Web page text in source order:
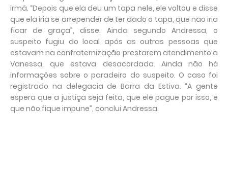
irmã. “Depois que ela deu um tapa nele, ele voltou e disse
que ela iria se arrepender de ter dado o tapa, que não iria
ficar de graça”, disse. Ainda segundo Andressa, o
suspeito fugiu do local após as outras pessoas que
estavam na confraternização prestarem atendimento a
Vanessa, que estava desacordada. Ainda não há
informações sobre o paradeiro do suspeito. O caso foi
registrado na delegacia de Barra da Estiva. “A gente
espera que a justiça seja feita, que ele pague por isso, e
que não fique impune”, conclui Andressa.